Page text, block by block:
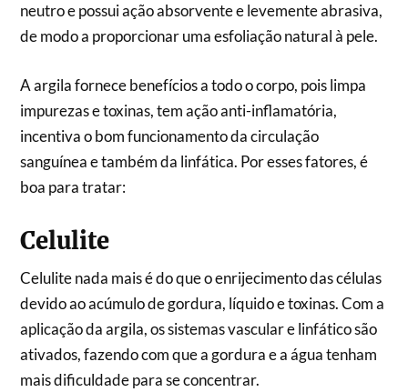
neutro e possui ação absorvente e levemente abrasiva,
de modo a proporcionar uma esfoliação natural à pele.
A argila fornece benefícios a todo o corpo, pois limpa
impurezas e toxinas, tem ação anti-inflamatória,
incentiva o bom funcionamento da circulação
sanguínea e também da linfática. Por esses fatores, é
boa para tratar:
Celulite
Celulite nada mais é do que o enrijecimento das células
devido ao acúmulo de gordura, líquido e toxinas. Com a
aplicação da argila, os sistemas vascular e linfático são
ativados, fazendo com que a gordura e a água tenham
mais dificuldade para se concentrar.